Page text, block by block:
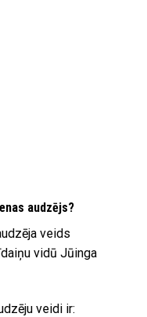
audzējs?
veids
vidū Jūinga
veidi ir: